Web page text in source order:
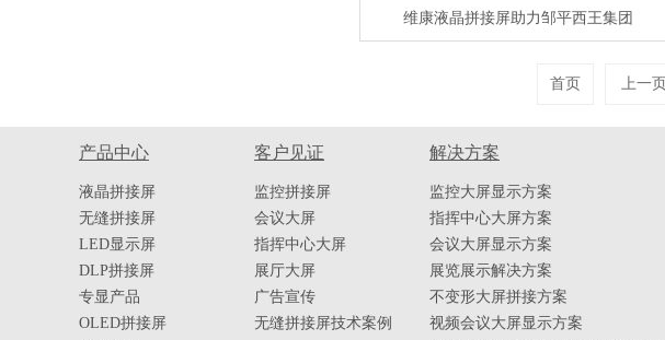
维康液晶拼接屏助力邹平西王集团
首页 上一页
产品中心
液晶拼接屏
无缝拼接屏
LED显示屏
DLP拼接屏
专显产品
OLED拼接屏
客户见证
监控拼接屏
会议大屏
指挥中心大屏
展厅大屏
广告宣传
无缝拼接屏技术案例
解决方案
监控大屏显示方案
指挥中心大屏方案
会议大屏显示方案
展览展示解决方案
不变形大屏拼接方案
视频会议大屏显示方案